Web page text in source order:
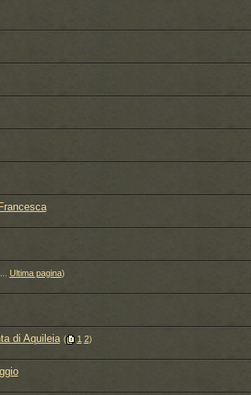
Ultima pagina)
di Aquileia‎ ( 1 2)